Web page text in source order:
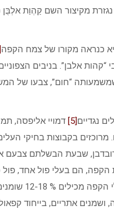
מקיצור השם קַהְוַת אלְבֻּן
כנראה מקורו של צמח הקפה
אלבן”. בניבים
שמשמעותה “חום”, צבעו של
נגדיים[5]
דמויי אליפסה,
מרוכזים בקבוצות בחיקי
שבעת הבשלתם צבעם
הממריץ שבקפה, ושמנים אתריים, בייחוד